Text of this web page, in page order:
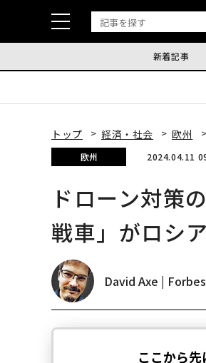
新着記事
トップ 経済・社会 欧州
欧州 2024.04.11
ドローン対策
戦車」がロシ
David Axe |